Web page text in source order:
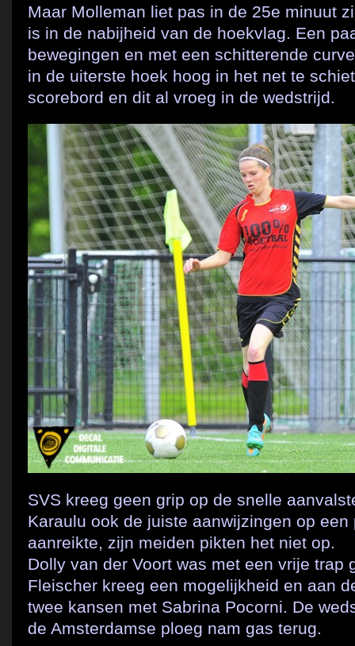
Maar Molleman liet pas in de 25e minuut
is in de nabijheid van de hoekvlag. Een
bewegingen en met een schitterende
in de uiterste hoek hoog in het net te
scorebord en dit al vroeg in de wedstrijd.
SVS kreeg geen grip op de snelle
Karaulu ook de juiste aanwijzingen op
aanreikte, zijn meiden pikten het niet op.
Dolly van der Voort was met een vrije trap
Fleischer kreeg een mogelijkheid en aan
twee kansen met Sabrina Pocorni. De
de Amsterdamse ploeg nam gas terug.